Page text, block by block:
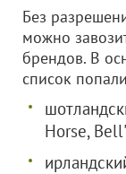
Без
можно
брендов. В
список
Horse,